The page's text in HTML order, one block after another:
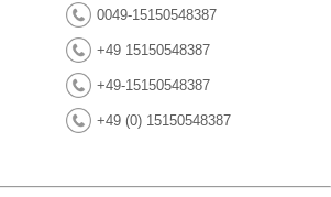
0049-15150548387
+49 15150548387
+49-15150548387
+49 (0) 15150548387